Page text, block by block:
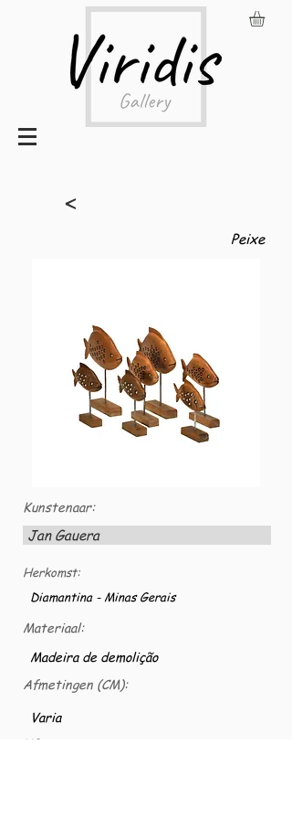
<
Peixe
Kunstenaar:
Jan Gauera
Herkomst:
Diamantina - Minas Gerais
Materiaal:
Madeira de demolição
Afmetingen (CM):
Varia
VG nummer: